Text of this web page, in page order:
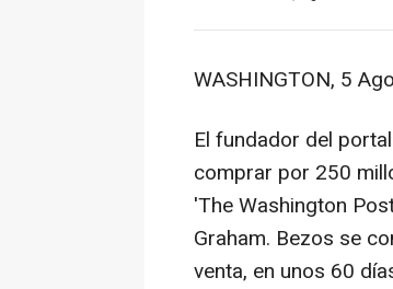
WASHINGTON, 5
El fundador del
comprar por 250
'The Washington
Graham. Bezos se
venta, en unos 60